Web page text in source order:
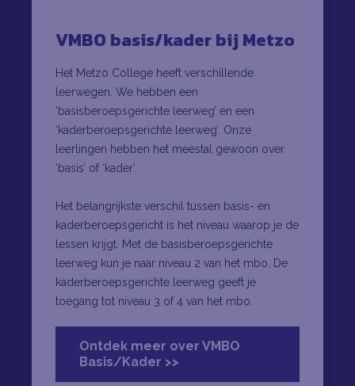
VMBO basis/kader bij Metzo
Het Metzo College heeft verschillende
leerwegen. We hebben een
‘basisberoepsgerichte leerweg’ en een
‘kaderberoepsgerichte leerweg’. Onze
leerlingen hebben het meestal gewoon over
‘basis’ of ‘kader’.
Het belangrijkste verschil tussen basis- en
kaderberoepsgericht is het niveau waarop je de
lessen krijgt. Met de basisberoepsgerichte
leerweg kun je naar niveau 2 van het mbo. De
kaderberoepsgerichte leerweg geeft je
toegang tot niveau 3 of 4 van het mbo.
Ontdek meer over VMBO
Basis/Kader >>